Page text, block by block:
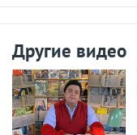
Другие видео